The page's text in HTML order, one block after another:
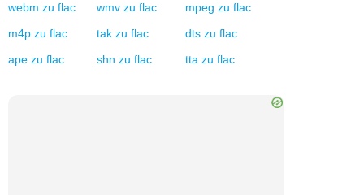
webm zu flac wmv zu flac mpeg zu flac
m4p zu flac tak zu flac dts zu flac
ape zu flac shn zu flac tta zu flac